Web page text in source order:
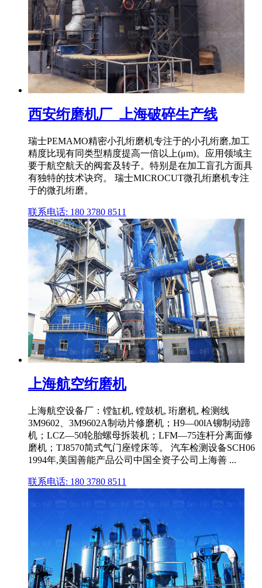
西安绗磨机厂_上海破碎生产线
瑞士PEMAMO精密小孔绗磨机专注于的小孔绗磨,加工
精度比现有同类型精度提高一倍以上(μm)。应用领域主
要于航空航天的阀套及转子。特别是在加工盲孔方面具
有独特的技术诀窍。 瑞士MICROCUT微孔绗磨机专注
于的微孔绗磨。
联系电话: 180 3780 8511
上海航空绗磨机
上海航空设备厂：镗缸机, 镗鼓机, 珩磨机, 检测线
3M9602、3M9602A制动片修磨机；H9—00lA铆制动蹄
机；LCZ—50轮胎螺母拆装机；LFM—75连杆分离面修
磨机；TJ8570简式气门座镗床等。 汽车检测设备SCH06
1994年,美国善能产品公司中国全资子公司上海善 ...
联系电话: 180 3780 8511